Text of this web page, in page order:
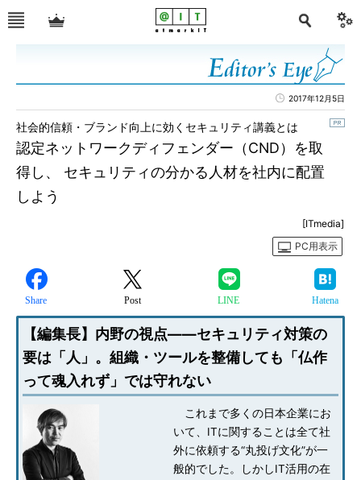
2017年12月5日
認定ネットワークディフェンダー（CND）を取
得し、 セキュリティの分かる人材を社内に配置
しよう
社会的信頼・ブランド向上に効くセキュリティ講義とは
[ITmedia]
PC用表示
Share Post LINE Hatena
【編集長】内野の視点――セキュリティ対策の
要は「人」。組織・ツールを整備しても「仏作
って魂入れず」では守れない
これまで多くの日本企業にお
いて、ITに関することは全て社
外に依頼する“丸投げ文化”が一
般的でした。しかしIT活用の在